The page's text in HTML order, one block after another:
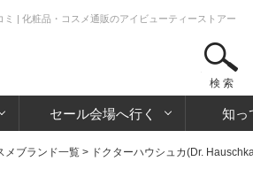
| 化粧品・コスメ通販のアイビューティーストアー
検 索
セール会場へ行く 知っ
メブランド一覧 > ドクターハウシュカ(Dr.